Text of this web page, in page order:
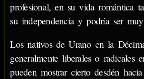
profesional, en su vida romántica
su independencia y podría ser
Los nativos de Urano en la
generalmente liberales o radicales
pueden mostrar cierto desdén